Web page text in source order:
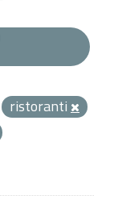
ristoranti